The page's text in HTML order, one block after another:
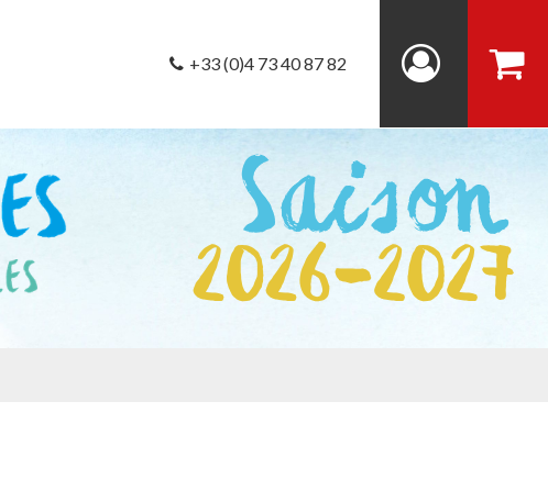
+33 (0)4 73 40 87 82